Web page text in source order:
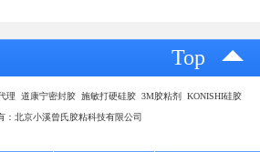
Top
理 道康宁密封胶 施敏打硬硅胶 3M胶粘剂 KONISHI硅胶
：北京小溪曾氏胶粘科技有限公司